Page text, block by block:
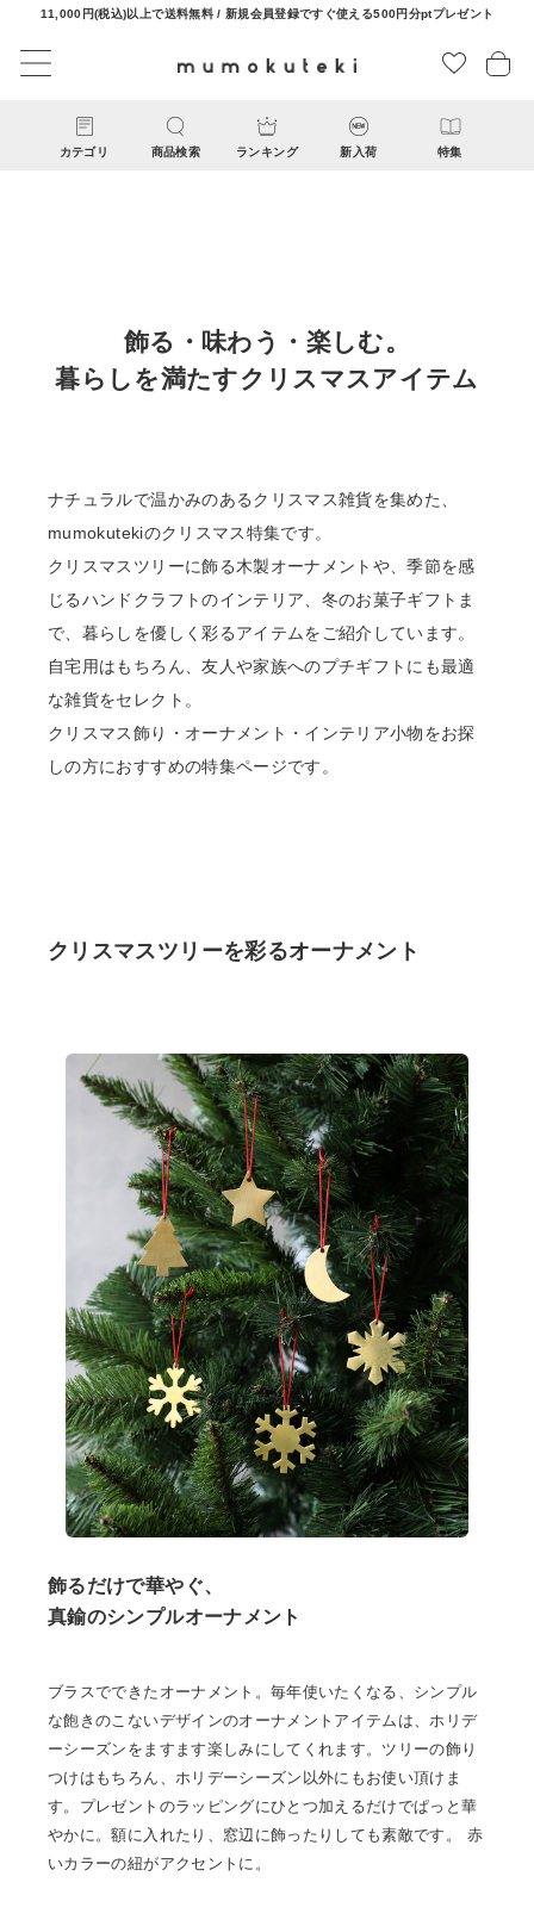
11,000円(税込)以上で送料無料 / 新規会員登録ですぐ使える500円分ptプレゼント
カテゴリ 商品検索 ランキング 新入荷 特集
CATEGORY
ファッション雑貨
リビング雑貨
食品
ギフト
ブランド
ショップリスト
飾る・味わう・楽しむ。
暮らしを満たすクリスマスアイテム
ナチュラルで温かみのあるクリスマス雑貨を集めた、
mumokutekiのクリスマス特集です。
クリスマスツリーに飾る木製オーナメントや、季節を感
じるハンドクラフトのインテリア、冬のお菓子ギフトま
で、暮らしを優しく彩るアイテムをご紹介しています。
自宅用はもちろん、友人や家族へのプチギフトにも最適
な雑貨をセレクト。
クリスマス飾り・オーナメント・インテリア小物をお探
しの方におすすめの特集ページです。
クリスマスツリーを彩るオーナメント
飾るだけで華やぐ、
真鍮のシンプルオーナメント
ブラスでできたオーナメント。毎年使いたくなる、シンプル
な飽きのこないデザインのオーナメントアイテムは、ホリデ
ーシーズンをますます楽しみにしてくれます。ツリーの飾り
つけはもちろん、ホリデーシーズン以外にもお使い頂けま
す。プレゼントのラッピングにひとつ加えるだけでぱっと華
やかに。額に入れたり、窓辺に飾ったりしても素敵です。 赤
いカラーの紐がアクセントに。